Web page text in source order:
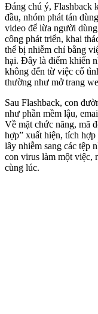
Đáng chú ý, Flashback
đầu, nhóm phát tán
video để lừa người
công phát triển, khai
thể bị nhiễm chỉ bằng
hại. Đây là điểm khiến
không đến từ việc cố
thường như mở trang
Sau Flashback, con
như phần mềm lậu,
Về mặt chức năng, mã
hợp” xuất hiện, tích
lây nhiễm sang các tệp
con virus làm một việc,
cùng lúc.